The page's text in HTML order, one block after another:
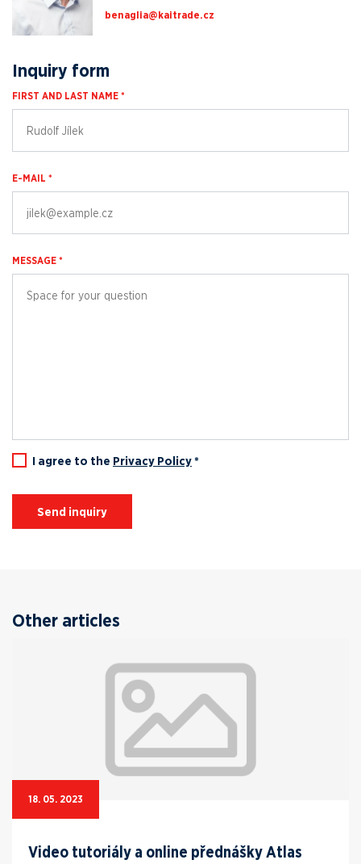
zc.edartiak@ailganeb
Inquiry form
FIRST AND LAST NAME *
E-MAIL *
MESSAGE *
I agree to the Privacy Policy*
Send inquiry
Other articles
18. 05. 2023
Video tutoriály a online přednášky Atlas